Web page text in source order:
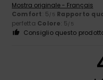
Mostra originale - Français
Comfort: 5/5 Rapporto
perfetta Colore: 5/5
Consiglio questo